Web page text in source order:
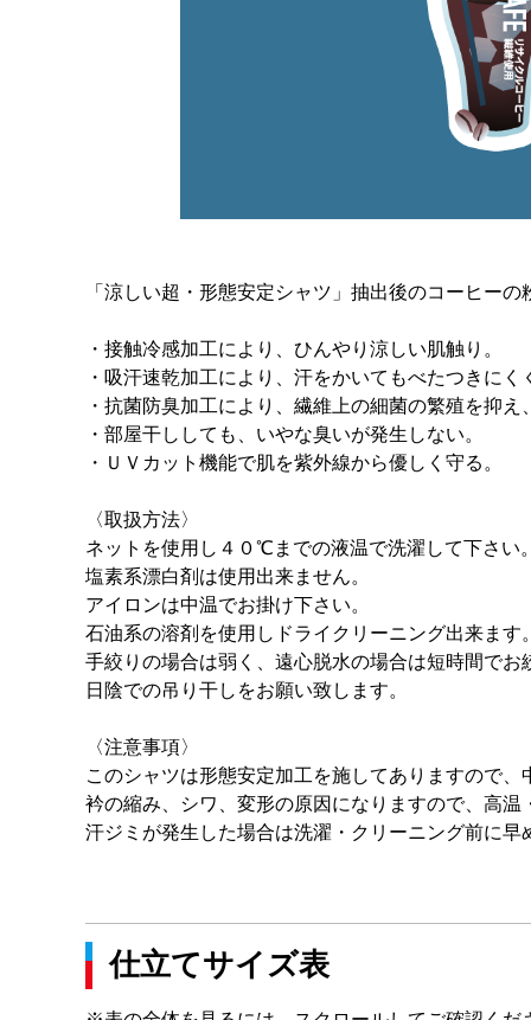
「涼しい超・形態安定シャツ」抽出後のコーヒー
・接触冷感加工により、ひんやり涼しい肌触り。
・吸汗速乾加工により、汗をかいてもべたつきに
・抗菌防臭加工により、繊維上の細菌の繁殖を抑
・部屋干ししても、いやな臭いが発生しない。
・ＵＶカット機能で肌を紫外線から優しく守る。
〈取扱方法〉
ネットを使用し４０℃までの液温で洗濯して下さい
塩素系漂白剤は使用出来ません。
アイロンは中温でお掛け下さい。
石油系の溶剤を使用しドライクリーニング出来ます
手絞りの場合は弱く、遠心脱水の場合は短時間でお
日陰での吊り干しをお願い致します。
〈注意事項〉
このシャツは形態安定加工を施してありますので
衿の縮み、シワ、変形の原因になりますので、高
汗ジミが発生した場合は洗濯・クリーニング前に
仕立てサイズ表